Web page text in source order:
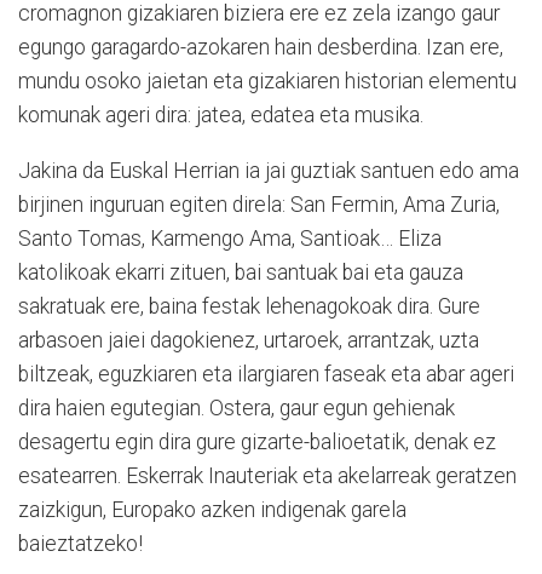
cromagnon gizakiaren biziera ere ez zela izango gaur
egungo garagardo-azokaren hain desberdina. Izan ere,
mundu osoko jaietan eta gizakiaren historian elementu
komunak ageri dira: jatea, edatea eta musika.
Jakina da Euskal Herrian ia jai guztiak santuen edo ama
birjinen inguruan egiten direla: San Fermin, Ama Zuria,
Santo Tomas, Karmengo Ama, Santioak… Eliza
katolikoak ekarri zituen, bai santuak bai eta gauza
sakratuak ere, baina festak lehenagokoak dira. Gure
arbasoen jaiei dagokienez, urtaroek, arrantzak, uzta
biltzeak, eguzkiaren eta ilargiaren faseak eta abar ageri
dira haien egutegian. Ostera, gaur egun gehienak
desagertu egin dira gure gizarte-balioetatik, denak ez
esatearren. Eskerrak Inauteriak eta akelarreak geratzen
zaizkigun, Europako azken indigenak garela
baieztatzeko!